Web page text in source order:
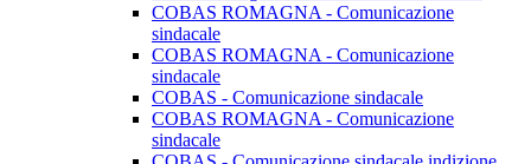
COBAS ROMAGNA - Comunicazione
sindacale
COBAS ROMAGNA - Comunicazione
sindacale
COBAS - Comunicazione sindacale
COBAS ROMAGNA - Comunicazione
sindacale